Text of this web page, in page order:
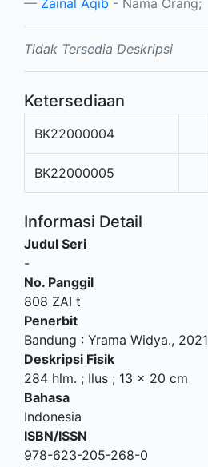
Zainal Aqib - Nama Orang;
Tidak Tersedia Deskripsi
Ketersediaan
BK22000004
BK22000005
Informasi Detail
Judul Seri
-
No. Panggil
808 ZAI t
Penerbit
Bandung : Yrama Widya., 2021
Deskripsi Fisik
284 hlm. ; Ilus ; 13 x 20 cm
Bahasa
Indonesia
ISBN/ISSN
978-623-205-268-0